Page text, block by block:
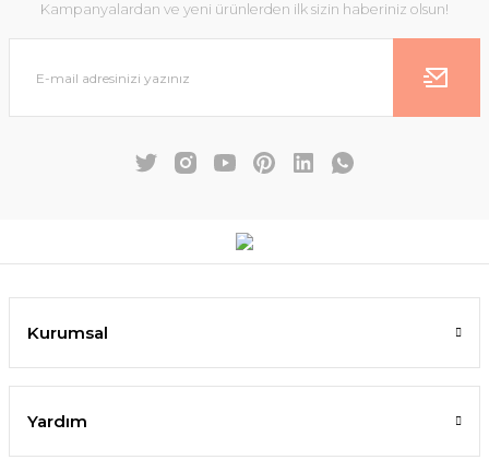
Kampanyalardan ve yeni ürünlerden ilk sizin haberiniz olsun!
Kurumsal
Yardım